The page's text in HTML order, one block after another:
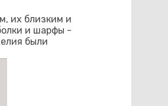
их близким и
и шарфы -
были